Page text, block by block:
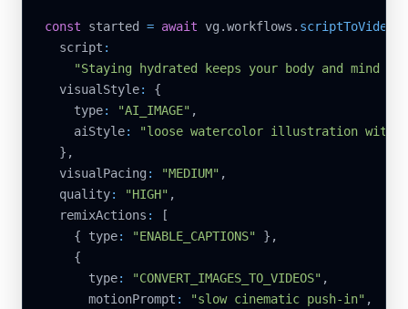
const started = await vg .workflows . scriptToVideo
  script
:
"Staying hydrated keeps your body and mind
  visualStyle
:
{
    type
: "AI_IMAGE" ,
    aiStyle
:
"loose watercolor illustration with
} ,
  visualPacing
: "MEDIUM" ,
  quality
: "HIGH" ,
  remixActions
:
[
{ type: "ENABLE_CAPTIONS" } ,
{
      type
: "CONVERT_IMAGES_TO_VIDEOS" ,
      motionPrompt
: "slow cinematic push-in" ,